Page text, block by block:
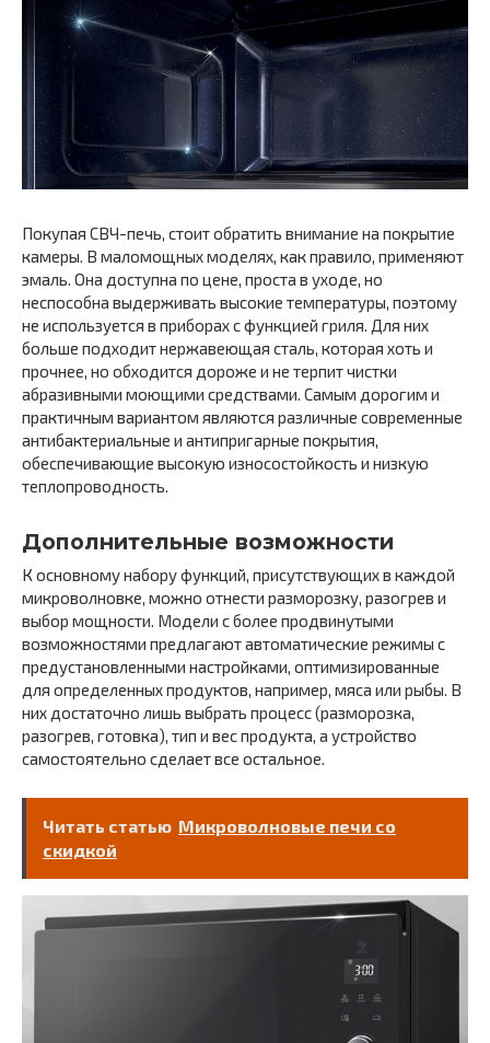
Покупая СВЧ-печь, стоит обратить внимание на покрытие
камеры. В маломощных моделях, как правило, применяют
эмаль. Она доступна по цене, проста в уходе, но
неспособна выдерживать высокие температуры, поэтому
не используется в приборах с функцией гриля. Для них
больше подходит нержавеющая сталь, которая хоть и
прочнее, но обходится дороже и не терпит чистки
абразивными моющими средствами. Самым дорогим и
практичным вариантом являются различные современные
антибактериальные и антипригарные покрытия,
обеспечивающие высокую износостойкость и низкую
теплопроводность.
Дополнительные возможности
К основному набору функций, присутствующих в каждой
микроволновке, можно отнести разморозку, разогрев и
выбор мощности. Модели с более продвинутыми
возможностями предлагают автоматические режимы с
предустановленными настройками, оптимизированные
для определенных продуктов, например, мяса или рыбы. В
них достаточно лишь выбрать процесс (разморозка,
разогрев, готовка), тип и вес продукта, а устройство
самостоятельно сделает все остальное.
Читать статью Микроволновые печи со
скидкой